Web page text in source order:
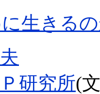
生きる
研究所(